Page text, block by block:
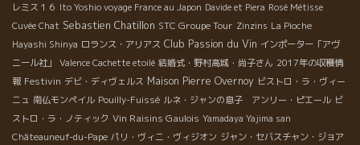
レミス１６ Ito Yoshio voyage France au Japon Davide et Piera Rosé Métisse
Cuvée Chat Sebastien Chatillon STC Groupe Tour Zinzins La Pioche
Hayashi Shinya ロランス・アリアス Club Passion du Vin インポーター「アヴ
ニール社」
Valence Cachette etoilé 結婚式・野村高城・尚子さん 2017年の収穫情
報 Festivin デビ・ディヴェルス Maison Pierre Overnoy ビストロ・ラ・ヴィー
ニュ 南仏モンペイル Pouilly-Fuissé ルネ・ジャンの息子 アンリー・ピエール ビ
ストロ・ラ・ノティック Vin Raisins Gaulois Yamadaya Yajima san
Châteauneuf-du-Pape パリ・ヴィニ・ヴィジオン ジャン・セバスチャン・ジョア